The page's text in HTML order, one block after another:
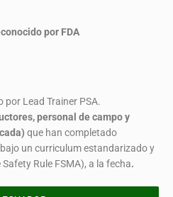
por FDA
por Lead Trainer PSA.
personal de campo y
que han completado
un curriculum estandarizado y
Rule FSMA), a la fecha.